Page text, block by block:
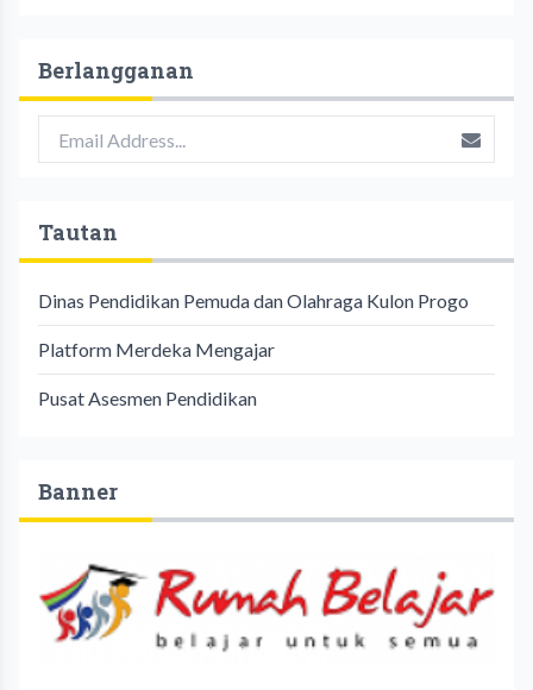
Berlangganan
Tautan
Dinas Pendidikan Pemuda dan Olahraga Kulon Progo
Platform Merdeka Mengajar
Pusat Asesmen Pendidikan
Banner